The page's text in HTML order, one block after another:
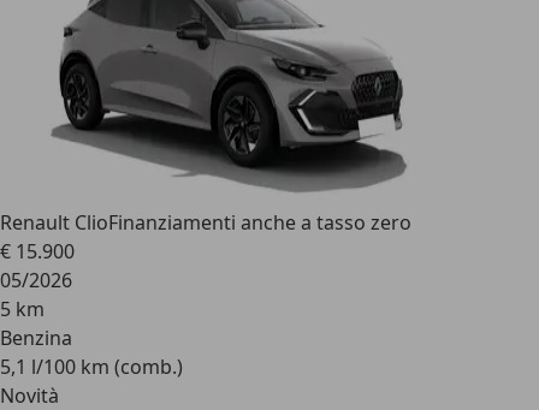
Renault ClioFinanziamenti anche a tasso zero
€ 15.900
05/2026
5 km
Benzina
5,1 l/100 km (comb.)
Novità